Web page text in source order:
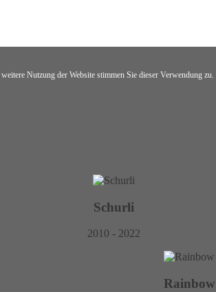
Schurli
2010 - 2022
Rainbow
Nutzung der Website stimmen Sie dieser Verwendung zu.